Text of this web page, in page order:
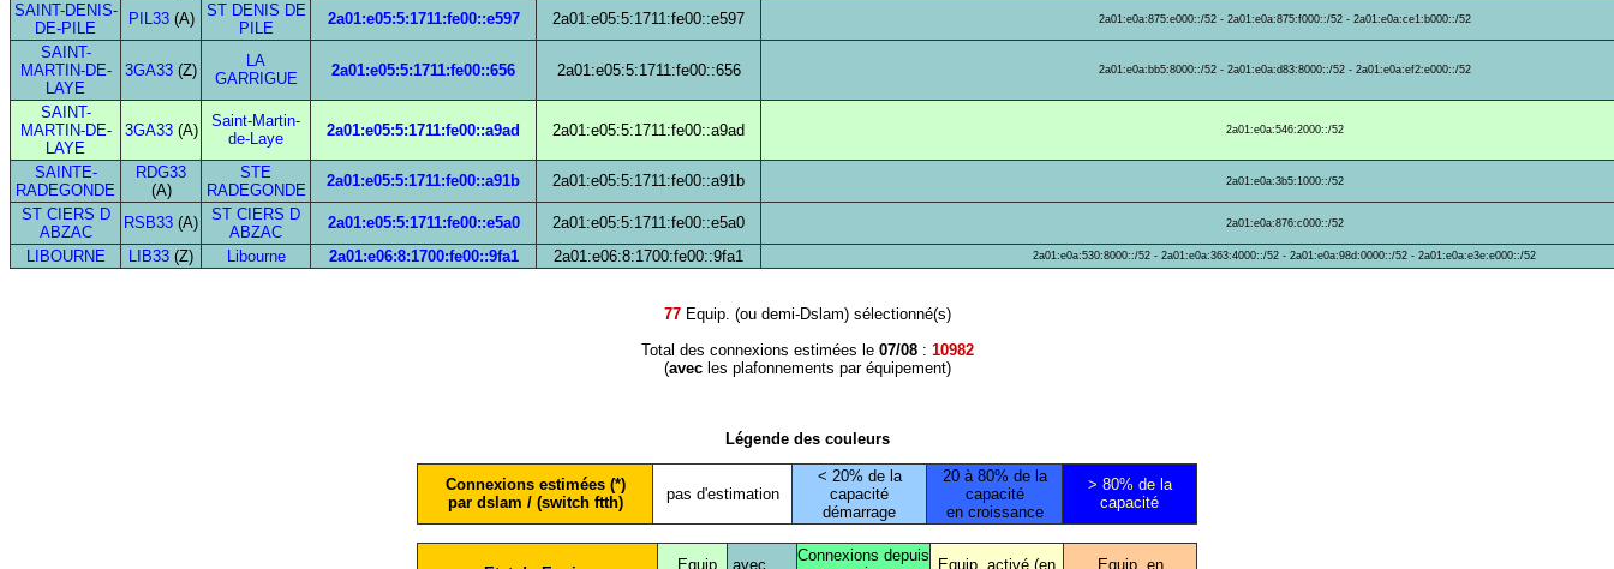
SAINT-DENIS-
DE-PILE
PIL33(A)
ST DENIS DE
PILE
2a01:e05:5:1711:fe00::e597 2a01:e05:5:1711:fe00::e597 2a01:e0a:875:e000::/52 - 2a01:e0a:875:f000::/52 - 2a01:e0a:ce1:b000::/52
SAINT-
MARTIN-DE-
LAYE
3GA33 (Z)
LA
GARRIGUE
2a01:e05:5:1711:fe00::656 2a01:e05:5:1711:fe00::656 2a01:e0a:bb5:8000::/52 - 2a01:e0a:d83:8000::/52 - 2a01:e0a:ef2:e000::/52
SAINT-
MARTIN-DE-
LAYE
3GA33(A)
Saint-Martin-
de-Laye
2a01:e05:5:1711:fe00::a9ad 2a01:e05:5:1711:fe00::a9ad 2a01:e0a:546:2000::/52
SAINTE-
RADEGONDE
RDG33
(A)
STE
RADEGONDE
2a01:e05:5:1711:fe00::a91b 2a01:e05:5:1711:fe00::a91b 2a01:e0a:3b5:1000::/52
ST CIERS D
ABZAC
RSB33 (A)
ST CIERS D
ABZAC
2a01:e05:5:1711:fe00::e5a0 2a01:e05:5:1711:fe00::e5a0 2a01:e0a:876:c000::/52
LIBOURNE LIB33 (Z) Libourne 2a01:e06:8:1700:fe00::9fa1 2a01:e06:8:1700:fe00::9fa1 2a01:e0a:530:8000::/52 - 2a01:e0a:363:4000::/52 - 2a01:e0a:98d:0000::/52 - 2a01:e0a:e3e:e000::/52
77Equip. (ou demi-Dslam) sélectionné(s)
Total des connexions estimées le 07/08: 10982
(avecles plafonnements par équipement)
Légende des couleurs
Connexions estimées (*)
par dslam / (switch ftth)
pas d'estimation
< 20% de la
capacité
démarrage
20 à 80% de la
capacité
en croissance
> 80% de la
capacité
Equip. avec
Connexions depuis
Equip. activé (en Equip. en